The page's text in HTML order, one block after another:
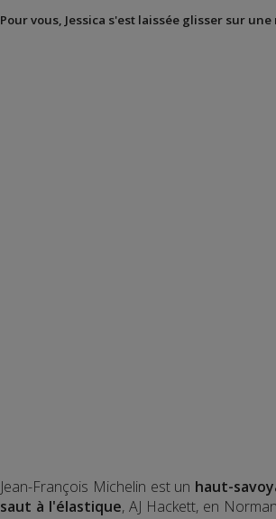
Pour vous, Jessica s'est laissée glisser sur
Jean-François Michelin est un haut-
saut à l'élastique, AJ Hackett, en